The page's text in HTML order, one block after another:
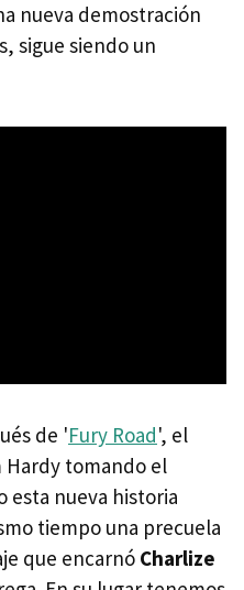
nueva demostración
sigue siendo un
de 'Fury Road', el
Hardy tomando el
esta nueva historia
tiempo una precuela
que encarnó Charlize